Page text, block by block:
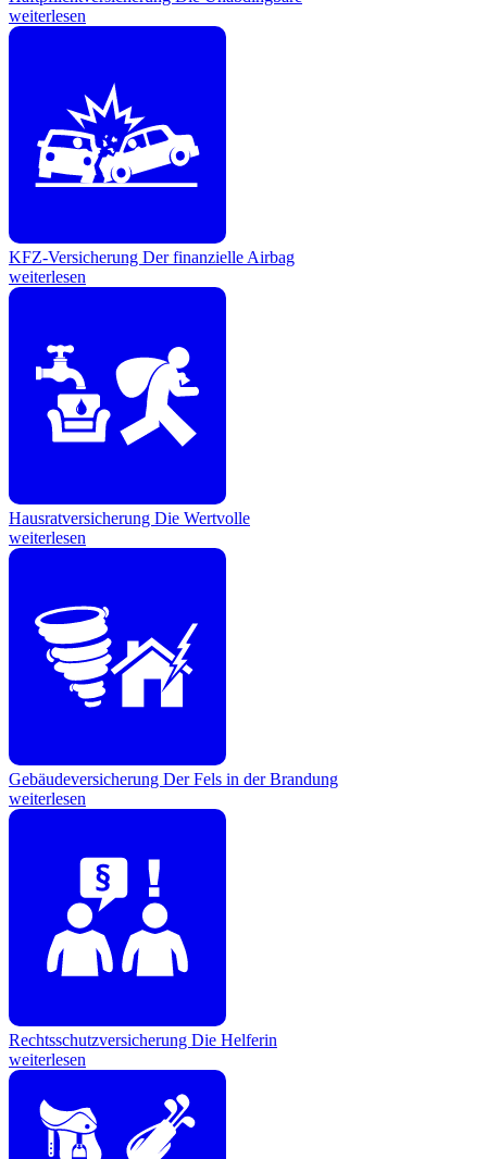
weiterlesen
KFZ-Versicherung Der finanzielle Airbag
weiterlesen
Hausratversicherung Die Wertvolle
weiterlesen
Gebäudeversicherung Der Fels in der Brandung
weiterlesen
Rechtsschutzversicherung Die Helferin
weiterlesen